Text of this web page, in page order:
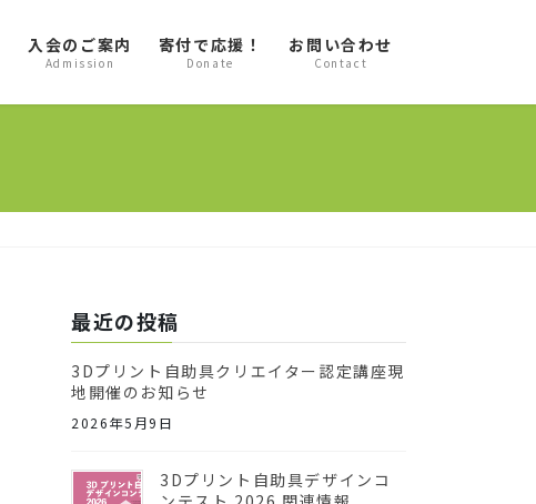
入会のご案内
Admission
寄付で応援！
Donate
お問い合わせ
Contact
最近の投稿
3Dプリント自助具クリエイター認定講座現
地開催のお知らせ
2026年5月9日
3Dプリント自助具デザインコ